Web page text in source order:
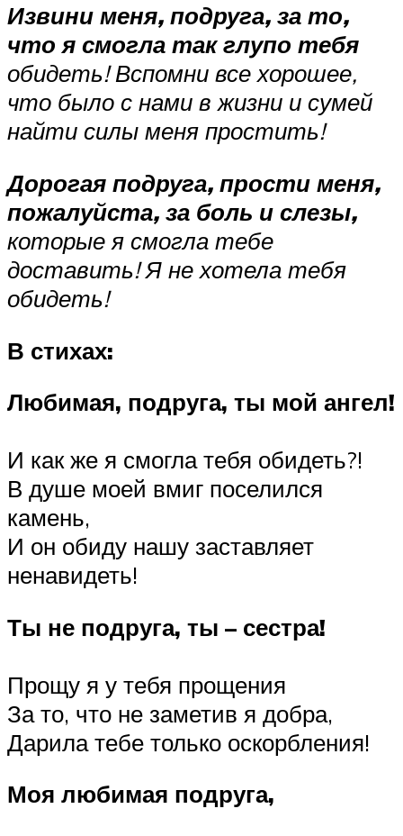
Извини меня, подруга, за то,
что я смогла так глупо тебя
обидеть! Вспомни все хорошее,
что было с нами в жизни и сумей
найти силы меня простить!
Дорогая подруга, прости меня,
пожалуйста, за боль и слезы,
которые я смогла тебе
доставить! Я не хотела тебя
обидеть!
В стихах:
Любимая, подруга, ты мой ангел!
И как же я смогла тебя обидеть?!
В душе моей вмиг поселился
камень,
И он обиду нашу заставляет
ненавидеть!
Ты не подруга, ты – сестра!
Прощу я у тебя прощения
За то, что не заметив я добра,
Дарила тебе только оскорбления!
Моя любимая подруга,